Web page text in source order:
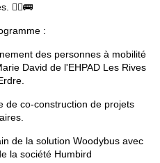
🚶‍♂️🚌
:
des personnes à mobilité
David de l'EHPAD Les Rives
de co-construction de projets
de la solution Woodybus avec
la société Humbird